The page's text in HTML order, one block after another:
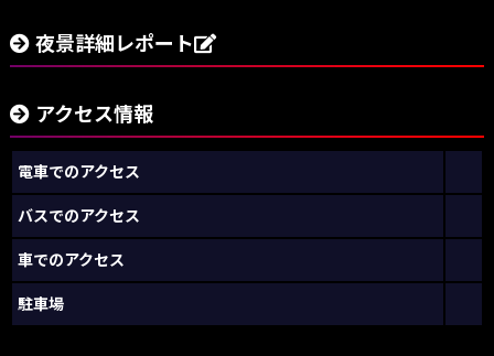
夜景詳細レポート
アクセス情報
電車でのアクセス
バスでのアクセス
車でのアクセス
駐車場